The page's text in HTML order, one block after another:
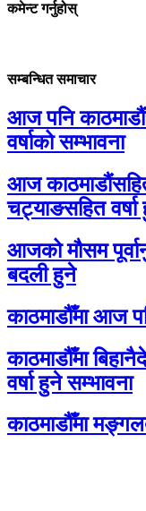
कमेन्ट गर्नुहोस्
सम्बन्धित समाचार
आज पनि
वर्षाको सम्भावना
आज
चट्याङसहित वर्षा
आजको मौसम
बदली हुने
काठमाडौँमा आज
काठमाडौँमा
वर्षा हुने सम्भावना
काठमाडौँमा